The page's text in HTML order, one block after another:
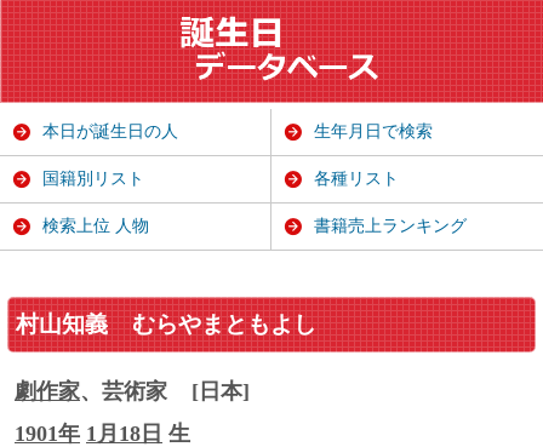
村山知義 むらやまともよし
劇作家、芸術家
[日本]
1901年 1月18日 生
本日が誕生日の人 生年月日で検索
国籍別リスト 各種リスト
検索上位 人物 書籍売上ランキング